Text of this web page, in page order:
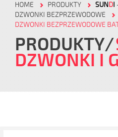
HOME PRODUKTY SUNDI
DZWONKI BEZPRZEWODOWE
DZWONKI BEZPRZEWODOWE
PRODUKTY
DZWONKI I